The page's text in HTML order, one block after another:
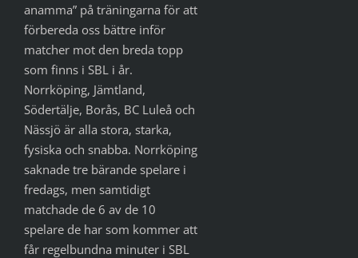
anamma” på träningarna för att
förbereda oss bättre inför
matcher mot den breda topp
som finns i SBL i år.
Norrköping, Jämtland,
Södertälje, Borås, BC Luleå och
Nässjö är alla stora, starka,
fysiska och snabba. Norrköping
saknade tre bärande spelare i
fredags, men samtidigt
matchade de 6 av de 10
spelare de har som kommer att
får regelbundna minuter i SBL